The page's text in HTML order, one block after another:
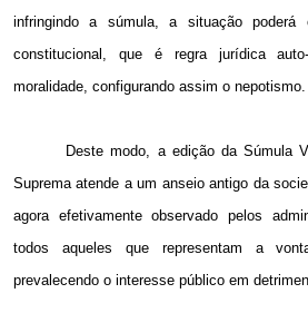
infringindo a súmula, a situação poderá
constitucional, que é regra jurídica
moralidade, configurando assim o nepotismo.
Deste modo, a edição da Súmula
Suprema atende a um anseio antigo da
agora efetivamente observado pelos
todos aqueles que representam a
prevalecendo o interesse público em